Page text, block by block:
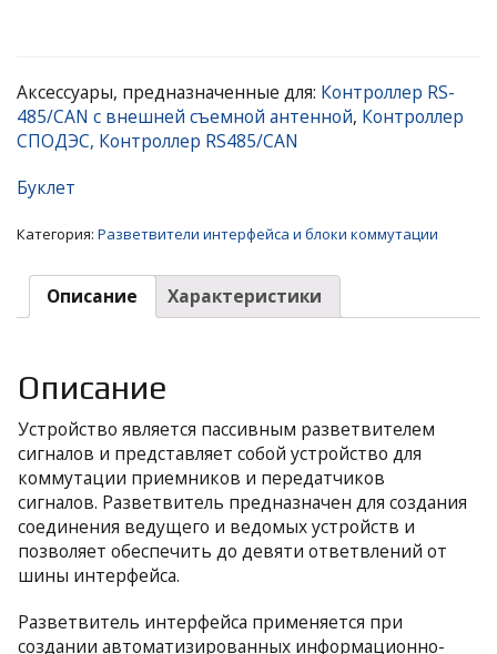
Аксессуары, предназначенные для: Контроллер RS-
485/CAN с внешней съемной антенной, Контроллер
СПОДЭС, Контроллер RS485/CAN
Буклет
Категория: Разветвители интерфейса и блоки коммутации
Описание Характеристики
Описание
Устройство является пассивным разветвителем
сигналов и представляет собой устройство для
коммутации приемников и передатчиков
сигналов. Разветвитель предназначен для создания
соединения ведущего и ведомых устройств и
позволяет обеспечить до девяти ответвлений от
шины интерфейса.
Разветвитель интерфейса применяется при
создании автоматизированных информационно-